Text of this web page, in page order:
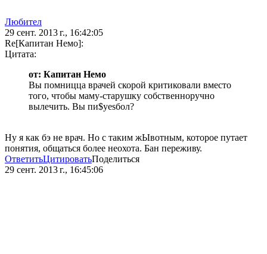
Любител
29 сент. 2013 г., 16:42:05
Re[Капитан Немо]:
Цитата:
от: Капитан Немо
Вы помницца врачей скорой критиковали вместо
того, чтобы маму-старушку собственноручно
вылечить. Вы пи$yesбол?
Ну я как бэ не врач. Но с таким жЫвотным, которое путает
понятия, общаться более неохота. Бан переживу.
ОтветитьЦитироватьПоделиться
29 сент. 2013 г., 16:45:06